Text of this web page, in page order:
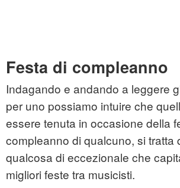
Festa di compleanno
Indagando e andando a leggere
per uno possiamo intuire che
essere tenuta in occasione della
compleanno di qualcuno, si tratta
qualcosa di eccezionale che
migliori feste tra musicisti.